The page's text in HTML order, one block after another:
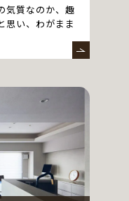
気質なのか、趣
思い、わがまま